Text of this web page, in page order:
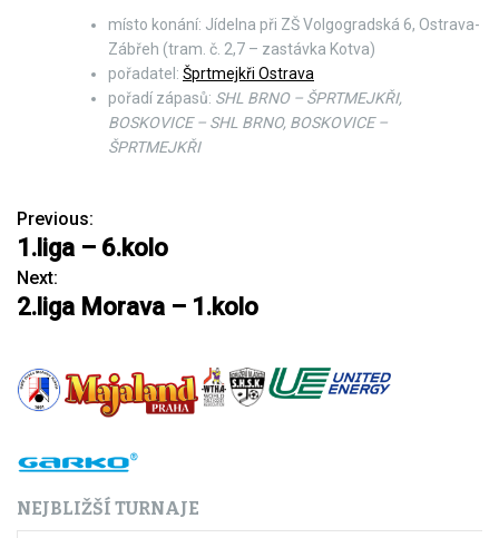
místo konání: Jídelna při ZŠ Volgogradská 6, Ostrava-
Zábřeh (tram. č. 2,7 – zastávka Kotva)
pořadatel: Šprtmejkři Ostrava
pořadí zápasů: SHL BRNO – ŠPRTMEJKŘI,
BOSKOVICE – SHL BRNO, BOSKOVICE –
ŠPRTMEJKŘI
N
a
v
g
c
e
Previous:
1.liga – 6.kolo
Next:
2.liga Morava – 1.kolo
NEJBLIŽŠÍ TURNAJE